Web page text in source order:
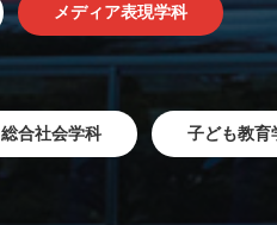
メディア表現学科
総合社会学科 子ども教育